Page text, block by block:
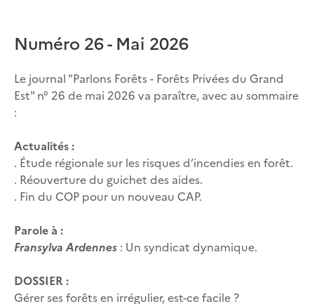
Numéro 26 - Mai 2026
Le journal "Parlons Forêts - Forêts Privées du Grand
Est" n° 26 de mai 2026 va paraître, avec au sommaire
:
Actualités :
. Étude régionale sur les risques d’incendies en forêt.
. Réouverture du guichet des aides.
. Fin du COP pour un nouveau CAP.
Parole à :
Fransylva Ardennes : Un syndicat dynamique.
DOSSIER :
Gérer ses forêts en irrégulier, est-ce facile ?